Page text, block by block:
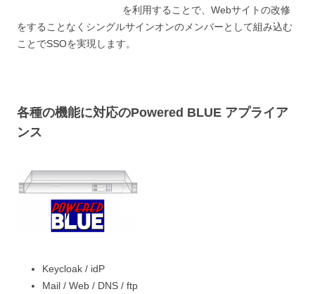
を利用することで、Webサイトの改修
をすることなくシングルサインオンのメンバーとして組み込む
ことでSSOを実現します。
各種の機能に対応のPowered BLUE アプライア
ンス
Keycloak / idP
Mail / Web / DNS / ftp